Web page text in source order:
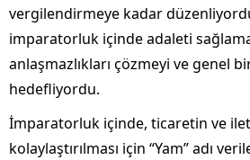
vergilendirmeye kadar
imparatorluk içinde adaleti
anlaşmazlıkları çözmeyi ve genel
hedefliyordu.
İmparatorluk içinde, ticaretin ve
kolaylaştırılması için “Yam” adı